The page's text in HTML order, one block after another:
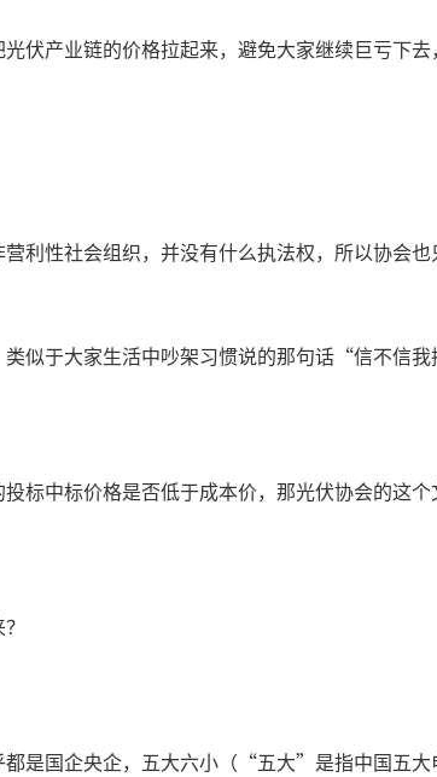
产业链的价格拉起来，避免大家继续巨亏下去
利性社会组织，并没有什么执法权，所以协会
似于大家生活中吵架习惯说的那句话“信不信
中标价格是否低于成本价，那光伏协会的这个
是国企央企，五大六小（“五大”是指中国五